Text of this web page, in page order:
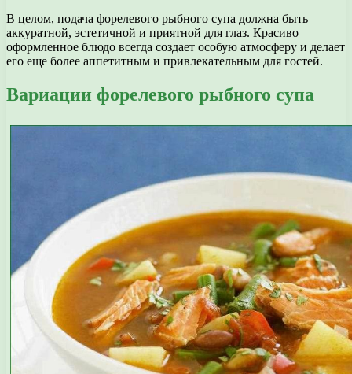
В целом, подача форелевого рыбного супа должна быть
аккуратной, эстетичной и приятной для глаз. Красиво
оформленное блюдо всегда создает особую атмосферу и делает
его еще более аппетитным и привлекательным для гостей.
Вариации форелевого рыбного супа